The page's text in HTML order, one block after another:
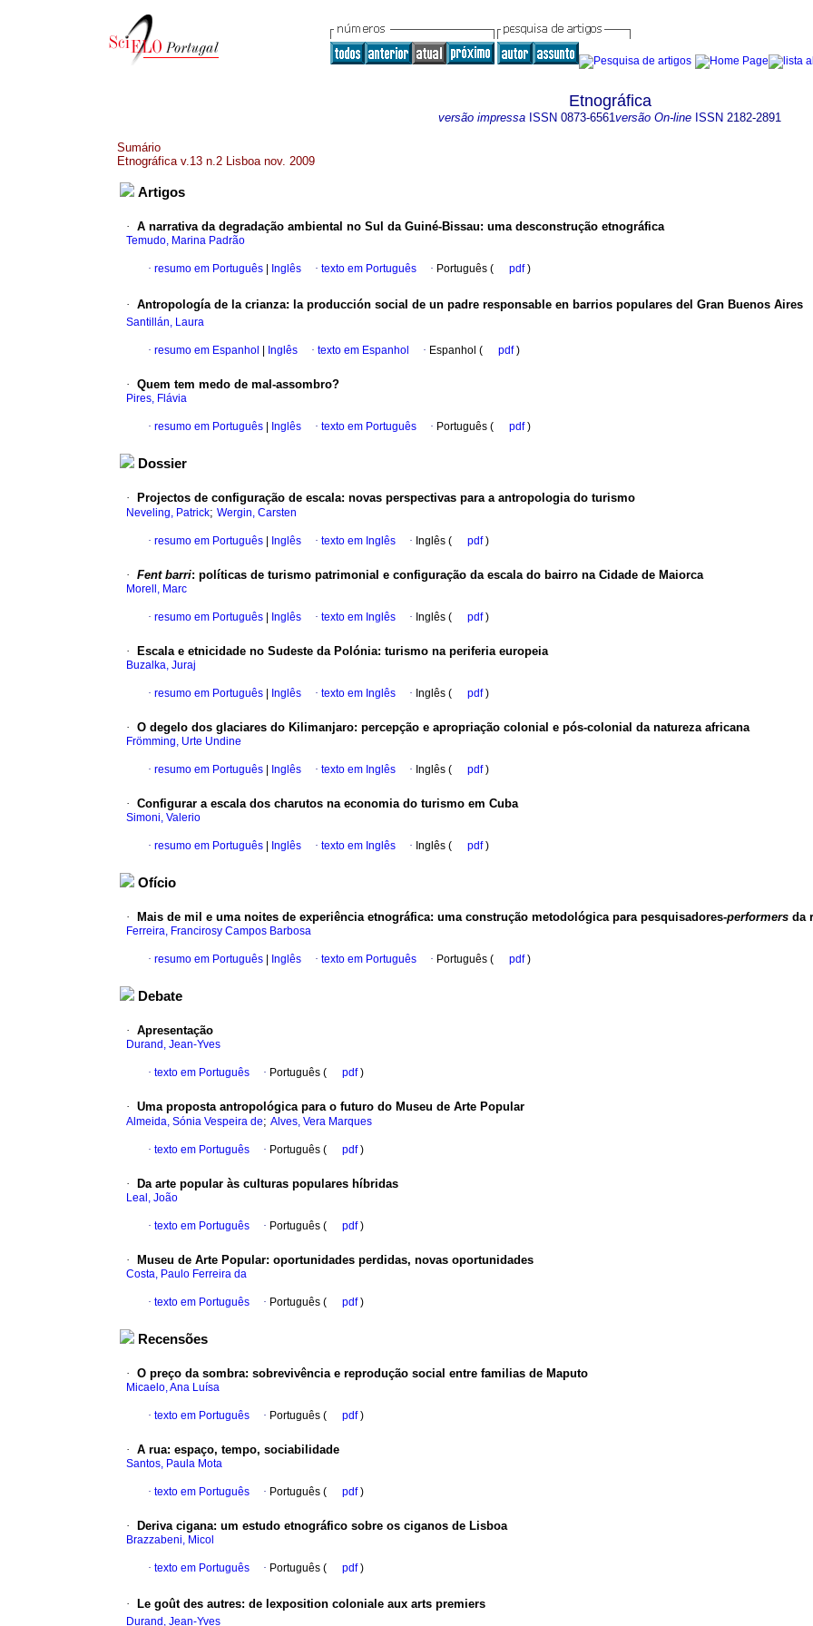
Etnográfica
versão impressa ISSN 0873-6561versão On-line ISSN 2182-2891
Sumário
Etnográfica v.13 n.2 Lisboa nov. 2009
Artigos
· A narrativa da degradação ambiental no Sul da Guiné-Bissau: uma desconstrução etnográfica
Temudo, Marina Padrão
· resumo em Português Inglês · texto em Português · Português ( pdf)
· Antropología de la crianza: la producción social de un padre responsable en barrios populares del Gran Buenos Aires
Santillán, Laura
· resumo em Espanhol Inglês · texto em Espanhol · Espanhol ( pdf)
· Quem tem medo de mal-assombro?
Pires, Flávia
· resumo em Português Inglês · texto em Português · Português ( pdf)
Dossier
· Projectos de configuração de escala: novas perspectivas para a antropologia do turismo
Neveling, Patrick; Wergin, Carsten
· resumo em Português Inglês · texto em Inglês · Inglês ( pdf)
· Fent barri: políticas de turismo patrimonial e configuração da escala do bairro na Cidade de Maiorca
Morell, Marc
· resumo em Português Inglês · texto em Inglês · Inglês ( pdf)
· Escala e etnicidade no Sudeste da Polónia: turismo na periferia europeia
Buzalka, Juraj
· resumo em Português Inglês · texto em Inglês · Inglês ( pdf)
· O degelo dos glaciares do Kilimanjaro: percepção e apropriação colonial e pós-colonial da natureza africana
Frömming, Urte Undine
· resumo em Português Inglês · texto em Inglês · Inglês ( pdf)
· Configurar a escala dos charutos na economia do turismo em Cuba
Simoni, Valerio
· resumo em Português Inglês · texto em Inglês · Inglês ( pdf)
Ofício
· Mais de mil e uma noites de experiência etnográfica: uma construção metodológica para pesquisadores-performers da
Ferreira, Francirosy Campos Barbosa
· resumo em Português Inglês · texto em Português · Português ( pdf)
Debate
· Apresentação
Durand, Jean-Yves
· texto em Português · Português ( pdf)
· Uma proposta antropológica para o futuro do Museu de Arte Popular
Almeida, Sónia Vespeira de; Alves, Vera Marques
· texto em Português · Português ( pdf)
· Da arte popular às culturas populares híbridas
Leal, João
· texto em Português · Português ( pdf)
· Museu de Arte Popular: oportunidades perdidas, novas oportunidades
Costa, Paulo Ferreira da
· texto em Português · Português ( pdf)
Recensões
· O preço da sombra: sobrevivência e reprodução social entre familias de Maputo
Micaelo, Ana Luísa
· texto em Português · Português ( pdf)
· A rua: espaço, tempo, sociabilidade
Santos, Paula Mota
· texto em Português · Português ( pdf)
· Deriva cigana: um estudo etnográfico sobre os ciganos de Lisboa
Brazzabeni, Micol
· texto em Português · Português ( pdf)
· Le goût des autres: de lexposition coloniale aux arts premiers
Durand, Jean-Yves